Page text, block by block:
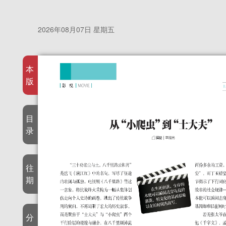
2026年08月07日 星期五
本
版
目
录
往
期
分